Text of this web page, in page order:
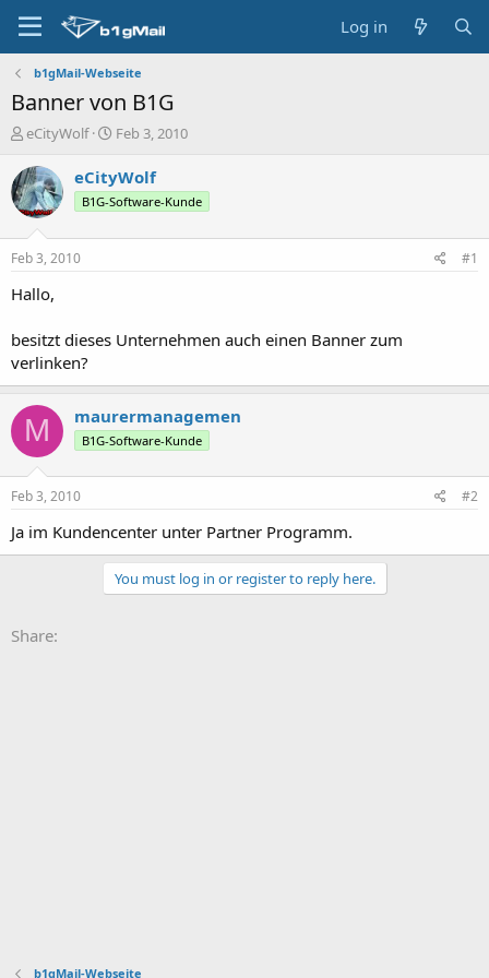
Log in
b1gMail-Webseite
Banner von B1G
T
r
e
a
s
t
a
e
r
eCityWolf
S
a
r
t
Feb 3, 2010
eCityWolf
B1G-Software-Kunde
Feb 3, 2010 #1
Hallo,
besitzt dieses Unternehmen auch einen Banner zum
verlinken?
M maurermanagemen
B1G-Software-Kunde
Feb 3, 2010 #2
Ja im Kundencenter unter Partner Programm.
You must log in or register to reply here.
Share:
b1gMail-Webseite